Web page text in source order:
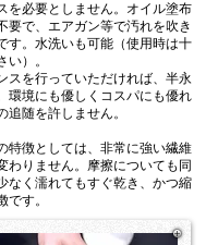
を必要としません。オイル塗布
要で、エアガン等で汚れを吹き
す。水洗いも可能（使用時は十
い）。
スを行っていただければ、半永
環境にも優しくコスパにも優れ
追随を許しません。
特徴としては、非常に強い繊維
わりません。摩擦についても同
なく濡れてもすぐ乾き、かつ縮
です。